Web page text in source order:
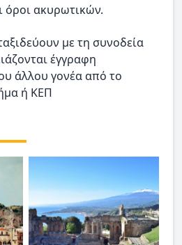
όροι ακυρωτικών.
με τη συνοδεία
έγγραφη
άλλου γονέα από το
ή ΚΕΠ